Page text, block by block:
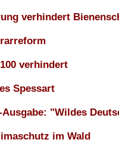
verhindert
verhindert
Spessart
"Wildes
im Wald